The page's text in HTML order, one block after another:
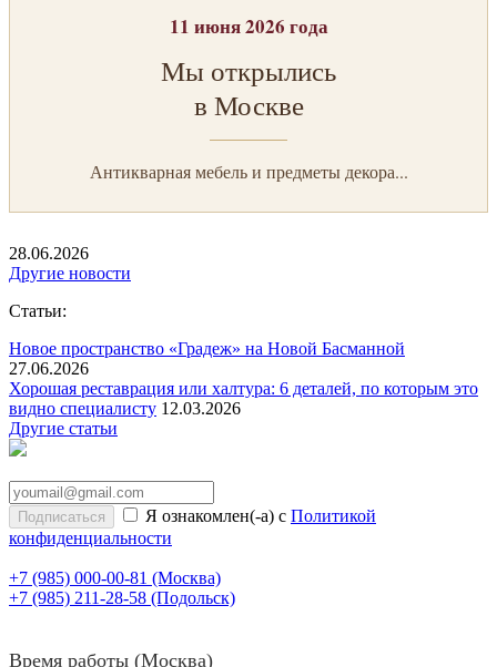
11 июня 2026 года
Мы открылись
в Москве
Антикварная мебель и предметы декора...
28.06.2026
Другие новости
Статьи:
Новое пространство «Градеж» на Новой Басманной
27.06.2026
Хорошая реставрация или халтура: 6 деталей, по которым это
видно специалисту 12.03.2026
Другие статьи
Я ознакомлен(-а) с Политикой
конфиденциальности
+7 (985) 000-00-81 (Москва)
+7 (985) 211-28-58 (Подольск)
Время работы (Москва)